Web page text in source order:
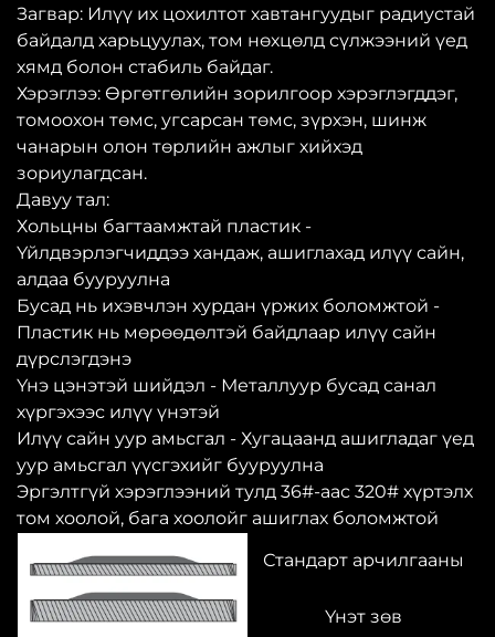
Загвар: Илүү их цохилтот хавтангуудыг радиустай
байдалд харьцуулах, том нөхцөлд сүлжээний үед
хямд болон стабиль байдаг.
Хэрэглээ: Өргөтгөлийн зорилгоор хэрэглэгддэг,
томоохон төмс, угсарсан төмс, зүрхэн, шинж
чанарын олон төрлийн ажлыг хийхэд
зориулагдсан.
Давуу тал:
Хольцны багтаамжтай пластик -
Үйлдвэрлэгчиддээ хандаж, ашиглахад илүү сайн,
алдаа бууруулна
Бусад нь ихэвчлэн хурдан үржих боломжтой -
Пластик нь мөрөөдөлтэй байдлаар илүү сайн
дүрслэгдэнэ
Үнэ цэнэтэй шийдэл - Металлуур бусад санал
хүргэхээс илүү үнэтэй
Илүү сайн уур амьсгал - Хугацаанд ашигладаг үед
уур амьсгал үүсгэхийг бууруулна
Эргэлтгүй хэрэглээний тулд 36#-аас 320# хүртэлх
том хоолой, бага хоолойг ашиглах боломжтой
Стандарт арчилгааны
Үнэт зөв